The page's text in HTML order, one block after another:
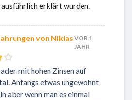
erklärt wurden.
von Niklas VOR 1
JAHR
mit hohen Zinsen auf
Anfangs etwas ungewohnt
aber wenn man es einmal